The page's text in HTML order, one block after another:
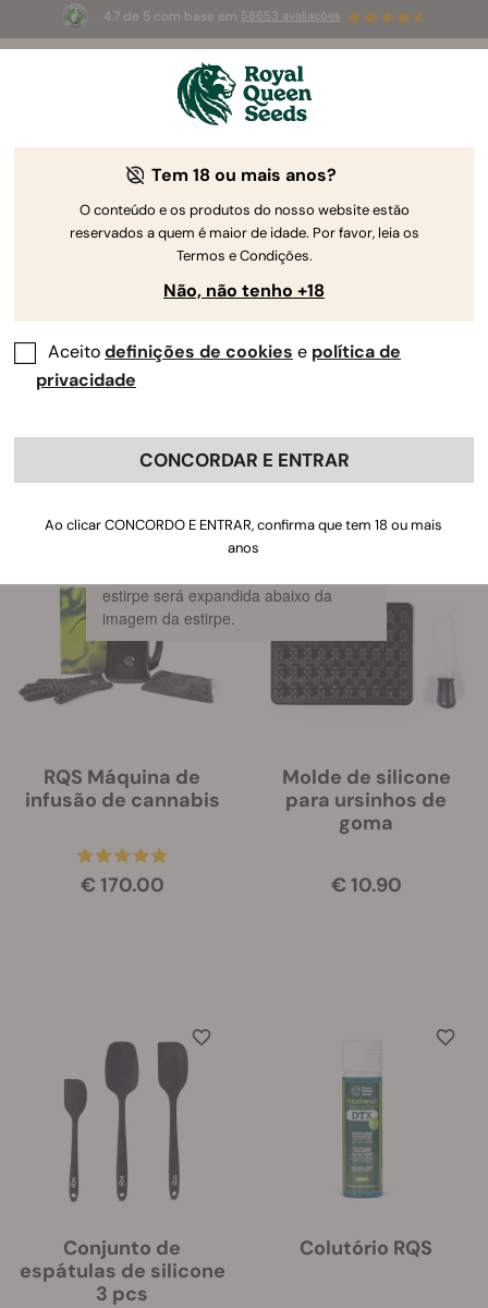
4.7 de 5 com base em 58653 avaliações
2 POR 1-
Oferta limitada
3d 1h 6m 05s
Equipamento e Utensílios para Canábis
Realce a sua experiência a fumar canábis com o
nosso equipamento superior para canábis.
Destaque o seu ritual e abrace a essência da
artesania de qualidade a cada passa com a nossa
coleção crescente de equipamento de qualidade
superior. Fumar brotos de qualidade exige os
melhores acessórios!
Ordenar por Filtros
Quando clica neste link, a informação
estirpe será expandida abaixo da
imagem da estirpe.
RQS Máquina de
infusão de cannabis
€ 170.00
Molde de silicone
para ursinhos de
goma
€ 10.90
Conjunto de
espátulas de silicone
3 pcs
Colutório RQS
Tem 18 ou mais anos?
O conteúdo e os produtos do nosso website estão
reservados a quem é maior de idade. Por favor, leia os
Termos e Condições.
Não, não tenho +18
Aceitodefinições de cookies e política de
privacidade
CONCORDAR E ENTRAR
Ao clicar CONCORDO E ENTRAR, confirma que tem 18 ou mais
anos